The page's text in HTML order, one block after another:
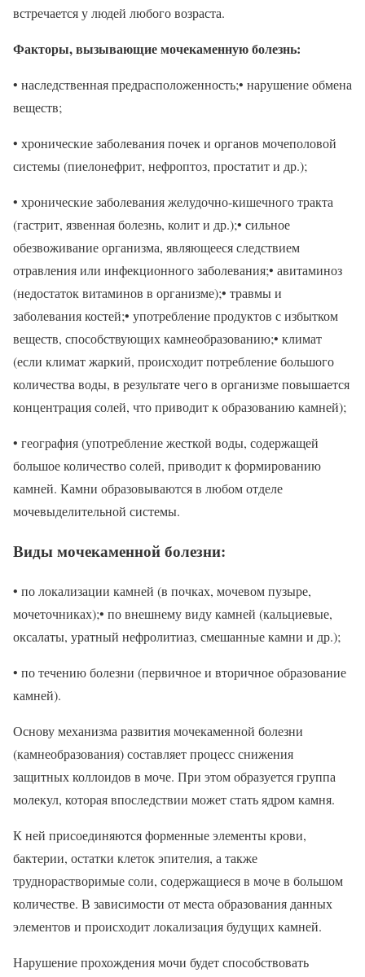
встречается у людей любого возраста.
Факторы, вызывающие мочекаменную болезнь:
• наследственная предрасположенность;• нарушение обмена
веществ;
• хронические заболевания почек и органов мочеполовой
системы (пиелонефрит, нефроптоз, простатит и др.);
• хронические заболевания желудочно-кишечного тракта
(гастрит, язвенная болезнь, колит и др.);• сильное
обезвоживание организма, являющееся следствием
отравления или инфекционного заболевания;• авитаминоз
(недостаток витаминов в организме);• травмы и
заболевания костей;• употребление продуктов с избытком
веществ, способствующих камнеобразованию;• климат
(если климат жаркий, происходит потребление большого
количества воды, в результате чего в организме повышается
концентрация солей, что приводит к образованию камней);
• география (употребление жесткой воды, содержащей
большое количество солей, приводит к формированию
камней. Камни образовываются в любом отделе
мочевыделительной системы.
Виды мочекаменной болезни:
• по локализации камней (в почках, мочевом пузыре,
мочеточниках);• по внешнему виду камней (кальциевые,
оксалаты, уратный нефролитиаз, смешанные камни и др.);
• по течению болезни (первичное и вторичное образование
камней).
Основу механизма развития мочекаменной болезни
(камнеобразования) составляет процесс снижения
защитных коллоидов в моче. При этом образуется группа
молекул, которая впоследствии может стать ядром камня.
К ней присоединяются форменные элементы крови,
бактерии, остатки клеток эпителия, а также
труднорастворимые соли, содержащиеся в моче в большом
количестве. В зависимости от места образования данных
элементов и происходит локализация будущих камней.
Нарушение прохождения мочи будет способствовать